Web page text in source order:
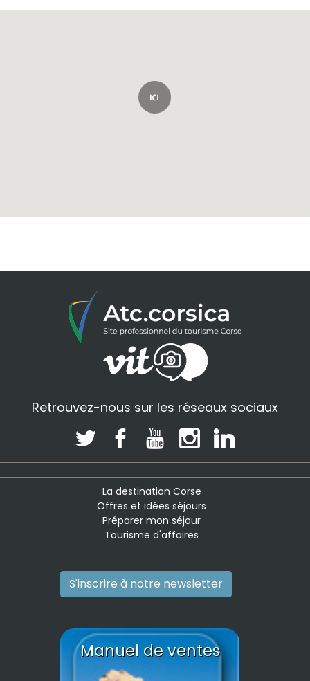
Retrouvez-nous sur les réseaux sociaux
La destination Corse
Offres et idées séjours
Préparer mon séjour
Tourisme d'affaires
S'inscrire à notre newsletter
Manuel de ventes